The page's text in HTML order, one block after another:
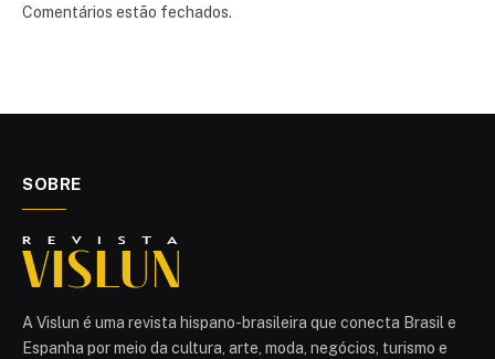
Comentários estão fechados.
SOBRE
A Vislun é uma revista hispano-brasileira que conecta Brasil e
Espanha por meio da cultura, arte, moda, negócios, turismo e